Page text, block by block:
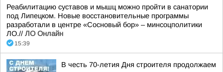
Реабилитацию суставов и мышц можно пройти в санатории
под Липецком. Новые восстановительные программы
разработали в центре «Сосновый бор» – минсоцполитики
ЛО.// ЛО Онлайн
15:39
В честь 70-летия Дня строителя продолжаем